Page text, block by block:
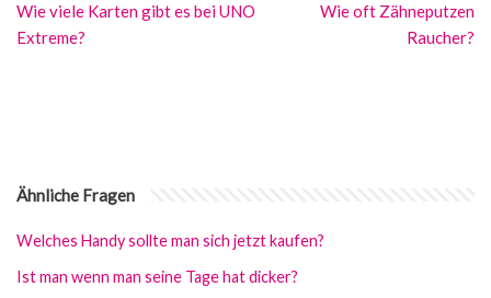
Wie viele Karten gibt es bei UNO
Extreme?
Wie oft Zähneputzen
Raucher?
Ähnliche Fragen
Welches Handy sollte man sich jetzt kaufen?
Ist man wenn man seine Tage hat dicker?